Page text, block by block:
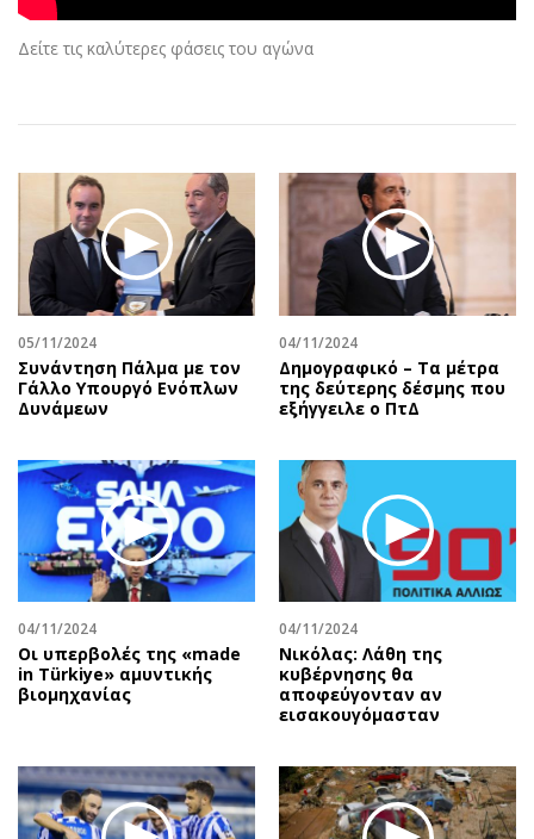
Αθλητισμός
Κύπρος
Διεθνή
Οικονομική
Οικονομία
Real Estate
Επιχειρήσεις
Αγορές
Money Review
AstroBank Properties
Ενέργεια
Ναυτιλία
Περιβάλλον
Ελλάδα
Κόσμος
Παράξενα
Πολιτισμός
Μουσική
Εικαστικά
Geek
Νέα
Social
Αφιερώματα
Πολιτική
Οικονομία
Γενικά
Αναδρομές
Πρόσωπα
Περιβάλλον
Γυναίκα
Showbiz
Ταξίδια
Συνταγές
Έξοδος
Media
Εκπομπές
Wine routes
Uncut
Προσφορές
Δείτε τις καλύτερες φάσεις του αγώνα
05/11/2024
Συνάντηση Πάλμα με τον
Γάλλο Υπουργό Ενόπλων
Δυνάμεων
04/11/2024
Δημογραφικό – Τα μέτρα
της δεύτερης δέσμης που
εξήγγειλε ο ΠτΔ
04/11/2024
Οι υπερβολές της «made
in Türkiye» αμυντικής
βιομηχανίας
04/11/2024
Νικόλας: Λάθη της
κυβέρνησης θα
αποφεύγονταν αν
εισακουγόμασταν